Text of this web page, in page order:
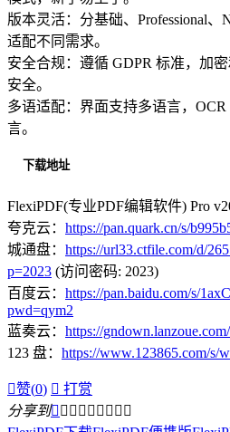
版本灵活：分基础、Professional
适配不同需求。
安全合规：遵循 GDPR 标准，加
安全。
多语适配：界面支持多语言，
言。
下载地址
FlexiPDF(专业PDF编辑软件) Pro
夸克云： https://pan.quark.cn/s/
城通盘： https://url33.ctfile.com/d/
p=2023 (访问密码: 2023)
百度云： https://pan.baidu.com/s/
pwd=qym2
蓝奏云： https://
123 盘： https://www.123865.com/s/
赞(0)  打赏
分享到        